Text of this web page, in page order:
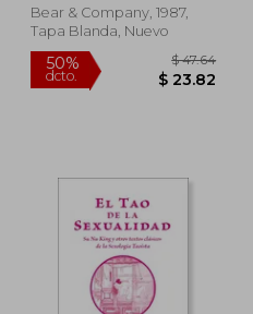
dcto.
Bear & Company, 1987,
Tapa Blanda, Nuevo